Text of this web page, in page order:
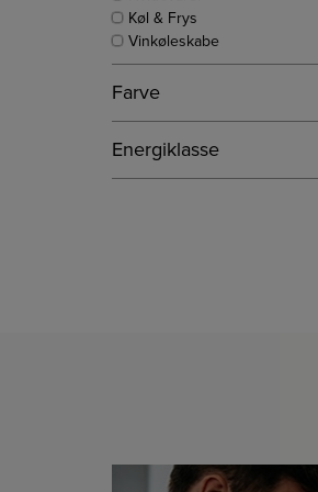
Køl & Frys
Vinkøleskabe
Farve
Energiklasse